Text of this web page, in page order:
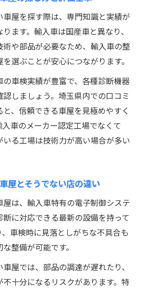
屋を探す際は、専門知識と実績が
ます。輸入車は国産車と異なり、
術や部品が必要なため、輸入車の整
選ぶことが安心につながります。
車検実績が豊富で、各種診断機器
しましょう。埼玉県内での口コミ
、信頼できる車屋を見極めやすく
車のメーカー認定工場でなくて
る工場は技術力が高い場合が多い
屋とそうでない店の違い
は、輸入車特有の電子制御システ
に対応できる最新の設備を持って
車検時に見落としがちな不具合も
整備が可能です。
屋では、部品の調達が遅れたり、
十分になるリスクがあります。特